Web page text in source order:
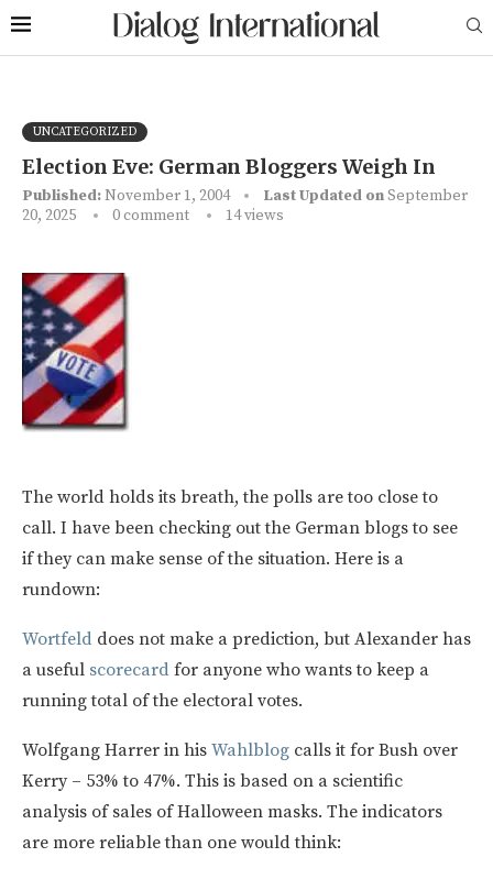
UNCATEGORIZED
Election Eve: German Bloggers Weigh In
Published:November 1, 2004 Last Updated onSeptember
20, 2025
0 comment 14views
The world holds its breath, the polls are too close to
call. I have been checking out the German blogs to see
if they can make sense of the situation. Here is a
rundown:
Wortfeld does not make a prediction, but Alexander has
a useful scorecard for anyone who wants to keep a
running total of the electoral votes.
Wolfgang Harrer in his Wahlblog calls it for Bush over
Kerry – 53% to 47%. This is based on a scientific
analysis of sales of Halloween masks. The indicators
are more reliable than one would think: